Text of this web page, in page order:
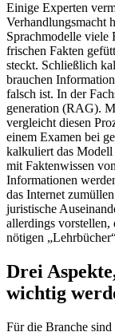
Einige Experten
Verhandlungsmacht
Sprachmodelle viele
frischen Fakten
steckt. Schließlich
brauchen
falsch ist. In der
generation (RAG).
vergleicht diesen
einem Examen bei
kalkuliert das
mit Faktenwissen
Informationen
das Internet
juristische
allerdings vorstellen,
nötigen
Drei
wichtig
Für die Branche